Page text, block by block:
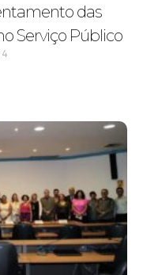
das
Serviço Público